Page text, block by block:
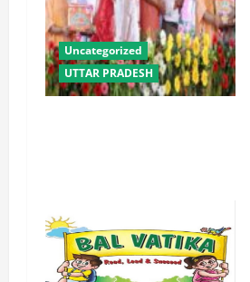
Uncategorized
UTTAR PRADESH